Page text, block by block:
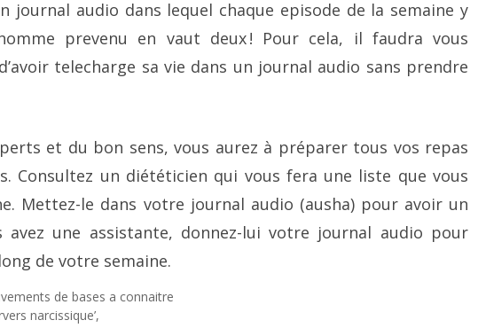
journal audio dans lequel chaque episode de la semaine y
prevenu en vaut deux ! Pour cela, il faudra vous
telecharge sa vie dans un journal audio sans prendre
et du bon sens, vous aurez à préparer tous vos repas
Consultez un diététicien qui vous fera une liste que vous
Mettez-le dans votre journal audio (ausha) pour avoir un
avez une assistante, donnez-lui votre journal audio pour
de votre semaine.
de bases a connaitre
narcissique’,